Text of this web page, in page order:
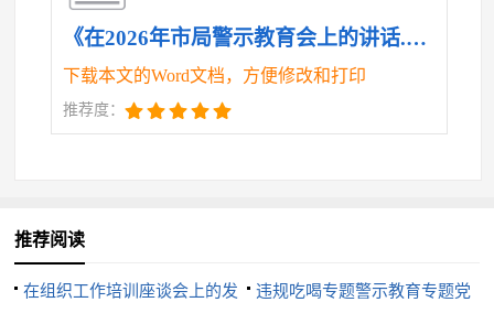
《在2026年市局警示教育会上的讲话.doc》
下载本文的Word文档，方便修改和打印
推荐度：
推荐阅读
在组织工作培训座谈会上的发
违规吃喝专题警示教育专题党